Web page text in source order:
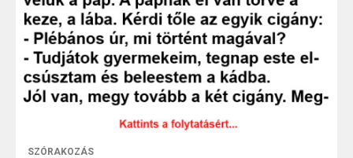
SZÓRAKOZÁS